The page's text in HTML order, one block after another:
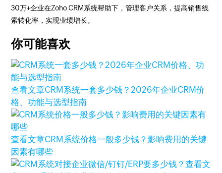
30万+企业在Zoho CRM系统帮助下，管理客户关系，提高销售线
索转化率，实现业绩增长。
你可能喜欢
查看文章CRM系统一套多少钱？2026年企业CRM价
格、功能与选型指南
查看文章CRM系统价格一般多少钱？影响费用的关键
因素有哪些
查看文